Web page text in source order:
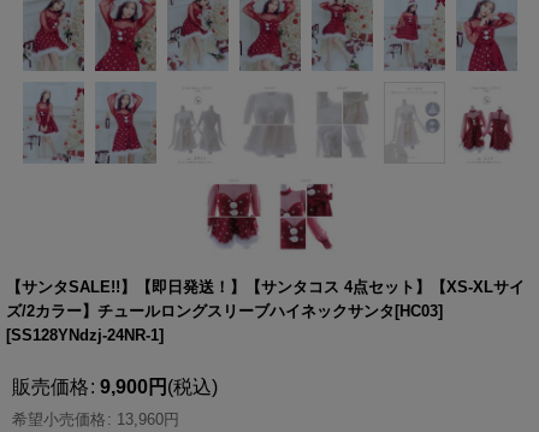
【サンタSALE!!】【即日発送！】【サンタコス 4点セット】【XS-XLサイ
ズ/2カラー】チュールロングスリーブハイネックサンタ[HC03]
[SS128YNdzj-24NR-1]
販売価格: 9,900円 (税込)
希望小売価格 : 13,960円